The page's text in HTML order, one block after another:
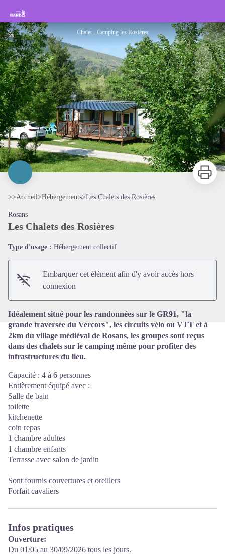
Rando Sisteron Buëch Baronnies Provençales
Chalet - Camping les Rosières
Imprimer
>>Accueil>Hébergements>Les Chalets des Rosières
Rosans
Les Chalets des Rosières
Type d'usage : Hébergement collectif
Embarquer cet élément afin d'y avoir accès hors
connexion
Idéalement situé pour les randonnées sur le GR91, "la
grande traversée du Vercors", les circuits vélo ou VTT et à
2km du village médiéval de Rosans, les groupes sont reçus
dans des chalets sur le camping même pour profiter des
infrastructures du lieu.
Capacité : 4 à 6 personnes
Entièrement équipé avec :
Salle de bain
toilette
kitchenette
coin repas
1 chambre adultes
1 chambre enfants
Terrasse avec salon de jardin
Sont fournis couvertures et oreillers
Forfait cavaliers
Infos pratiques
Ouverture:
Du 01/05 au 30/09/2026 tous les jours.